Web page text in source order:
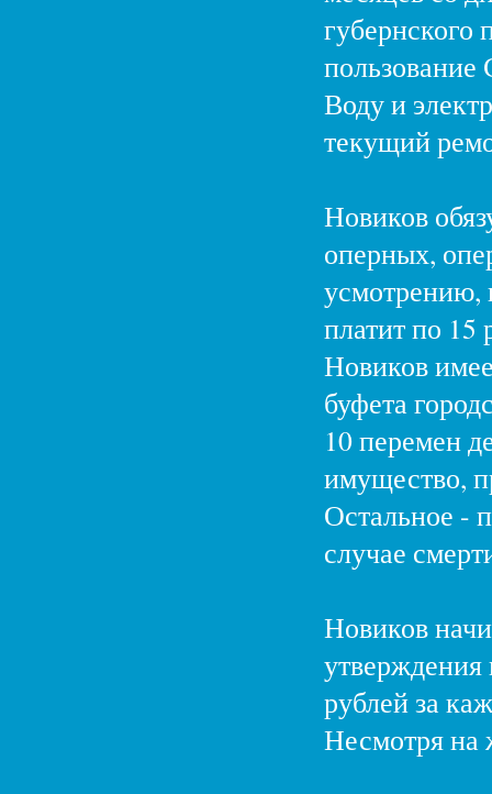
губернского
пользование
Воду и
текущий
Новиков
оперных,
усмотрению,
платит по 15
Новиков
буфета
10 перемен
имущество,
Остальное -
случае
Новиков
утверждения
рублей за
Несмотря на